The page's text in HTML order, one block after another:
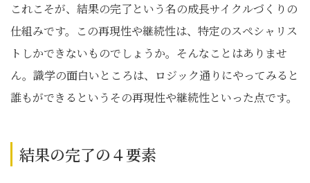
これこそが、結果の完了という名の成長サイクルづくりの
仕組みです。この再現性や継続性は、特定のスペシャリス
トしかできないものでしょうか。そんなことはありませ
ん。識学の面白いところは、ロジック通りにやってみると
誰もができるというその再現性や継続性といった点です。
結果の完了の４要素